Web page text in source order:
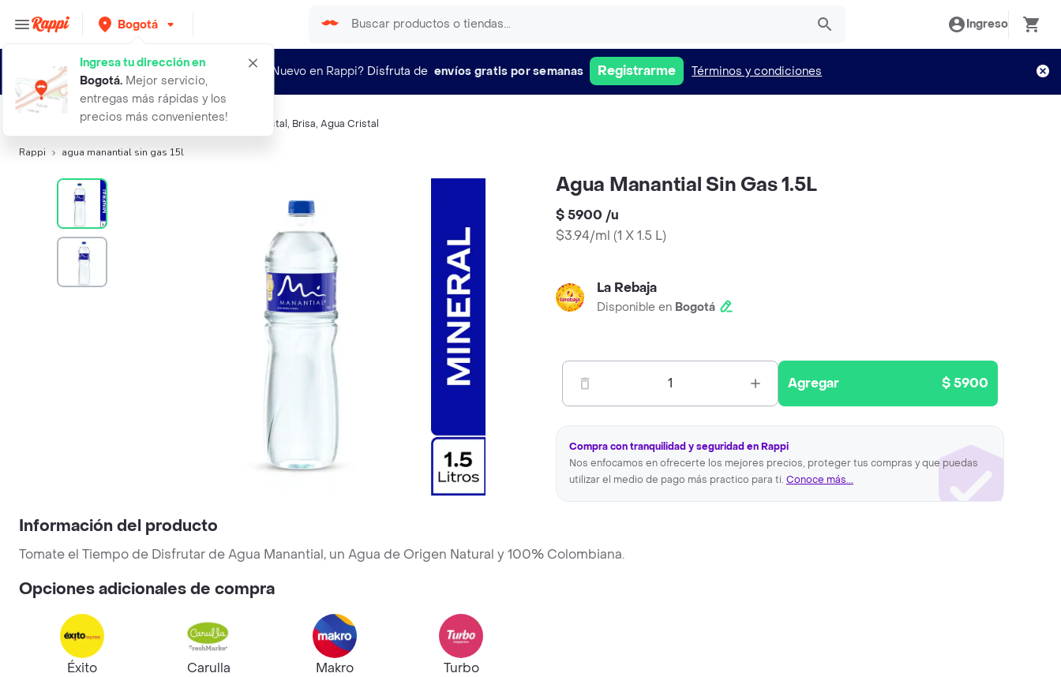
Bogotá
Ingresa tu dirección en
Bogotá. Mejor servicio,
entregas más rápidas y los
precios más convenientes!
Ingreso
¿Nuevo en Rappi? Disfruta de envíos gratis por semanas Registrarme Términos y condiciones
Búsquedas relacionadas:Agua Natural,Manantial Cristal , Brisa, Agua Cristal
Rappi agua manantial sin gas 15l
Agua Manantial Sin Gas 1.5L
$ 5900 /u
$3.94/ml (1 X 1.5 L)
La Rebaja
Disponible en Bogotá
1 Agregar $ 5900
Compra con tranquilidad y seguridad en Rappi
Nos enfocamos en ofrecerte los mejores precios, proteger tus compras y que puedas
utilizar el medio de pago más practico para ti. Conoce más...
Información del producto
Tomate el Tiempo de Disfrutar de Agua Manantial, un Agua de Origen Natural y 100% Colombiana.
Opciones adicionales de compra
Éxito
Carulla
Makro
Turbo